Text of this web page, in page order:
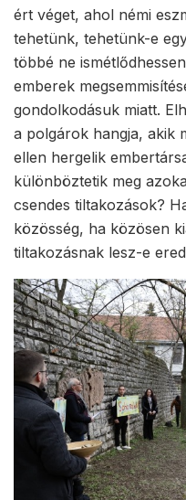
ért véget, ahol némi
tehetünk, tehetünk-e
többé ne
emberek
gondolkodásuk miatt.
a polgárok hangja, akik
ellen hergelik
különböztetik meg
csendes tiltakozások?
közösség, ha közösen
tiltakozásnak lesz-e